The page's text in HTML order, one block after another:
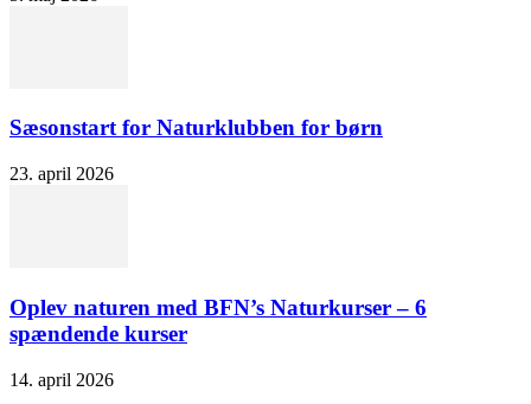
Sæsonstart for Naturklubben for børn
23. april 2026
Oplev naturen med BFN’s Naturkurser – 6
spændende kurser
14. april 2026